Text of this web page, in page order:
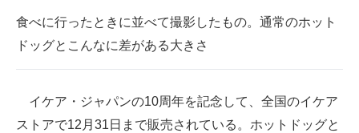
食べに行ったときに並べて撮影したもの。通常のホット
ドッグとこんなに差がある大きさ
イケア・ジャパンの10周年を記念して、全国のイケア
ストアで12月31日まで販売されている。ホットドッグと